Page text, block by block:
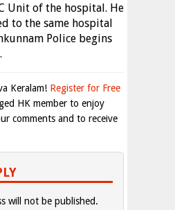
Unit of the hospital. He
to the same hospital
Police begins
Keralam! Register for Free
HK member to enjoy
comments and to receive
will not be published.